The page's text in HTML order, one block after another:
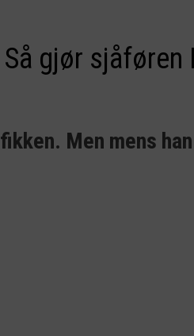
gjør sjåføren
Men mens